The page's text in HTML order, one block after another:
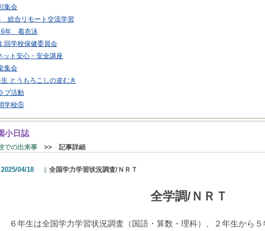
集会
総合リモート交流学習
6年 着衣泳
回学校保健委員会
ット安心・安全講座
集会
生 とうもろこしの皮むき
ブ活動
学校⑤
小日誌
での出来事 >> 記事詳細
2025/04/18 全国学力学習状況調査/ＮＲＴ
全学調/ＮＲＴ
６年生は全国学力学習状況調査（国語・算数・理科）、２年生から５